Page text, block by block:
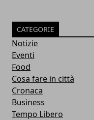
CATEGORIE
Notizie
Eventi
Food
Cosa fare in città
Cronaca
Business
Tempo Libero